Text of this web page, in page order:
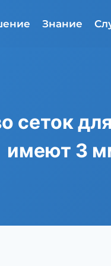
Знание
сеток
имеют 3